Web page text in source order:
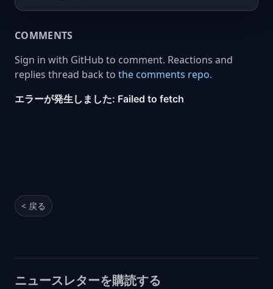
COMMENTS
Sign in with GitHub to comment. Reactions and
replies thread back to the comments repo.
< 戻る
ニュースレターを購読する